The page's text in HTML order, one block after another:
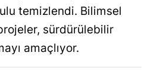
temizlendi. Bilimsel
sürdürülebilir
amaçlıyor.